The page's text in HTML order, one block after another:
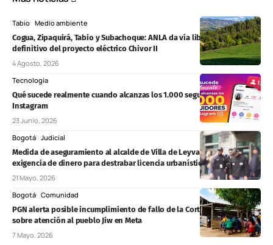
Tabio Medio ambiente
Cogua, Zipaquirá, Tabio y Subachoque: ANLA da vía libre al tramo
definitivo del proyecto eléctrico Chivor II
4 Agosto, 2026
Tecnología
Qué sucede realmente cuando alcanzas los 1.000 seguidores en
Instagram
23 Junio, 2026
Bogotá Judicial
Medida de aseguramiento al alcalde de Villa de Leyva por presunta
exigencia de dinero para destrabar licencia urbanística
21 Mayo, 2026
Bogotá Comunidad
PGN alerta posible incumplimiento de fallo de la Corte y exige pruebas
sobre atención al pueblo Jiw en Meta
7 Mayo, 2026